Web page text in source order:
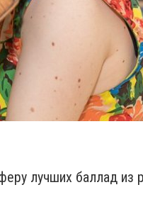
лучших баллад из